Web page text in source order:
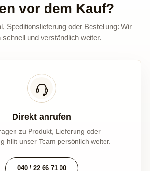
vor dem Kauf?
Speditionslieferung oder Bestellung: Wir
schnell und verständlich weiter.
Direkt anrufen
zu Produkt, Lieferung oder
hilft unser Team persönlich weiter.
040 / 22 66 71 00